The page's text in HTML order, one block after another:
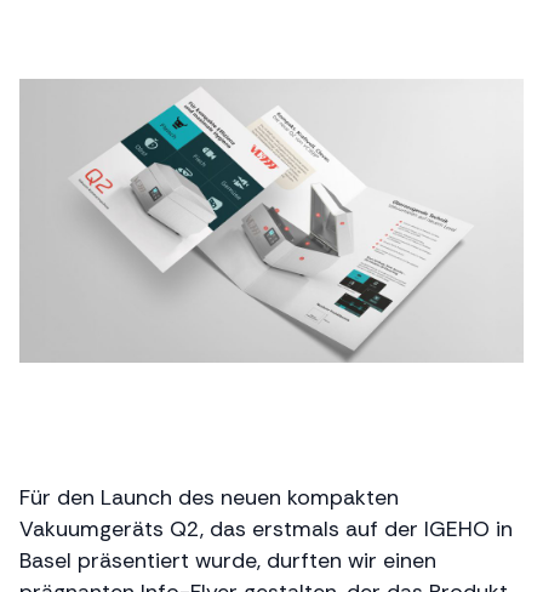
Für den Launch des neuen kompakten
Vakuumgeräts Q2, das erstmals auf der IGEHO in
Basel präsentiert wurde, durften wir einen